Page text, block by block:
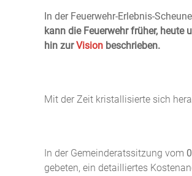
In der Feuerwehr-Erlebnis-
kann die Feuerwehr früher, heute
hin zurVision beschrieben.
Mit der Zeit kristallisierte sich
In der Gemeinderatssitzung vom
gebeten, ein detailliertes